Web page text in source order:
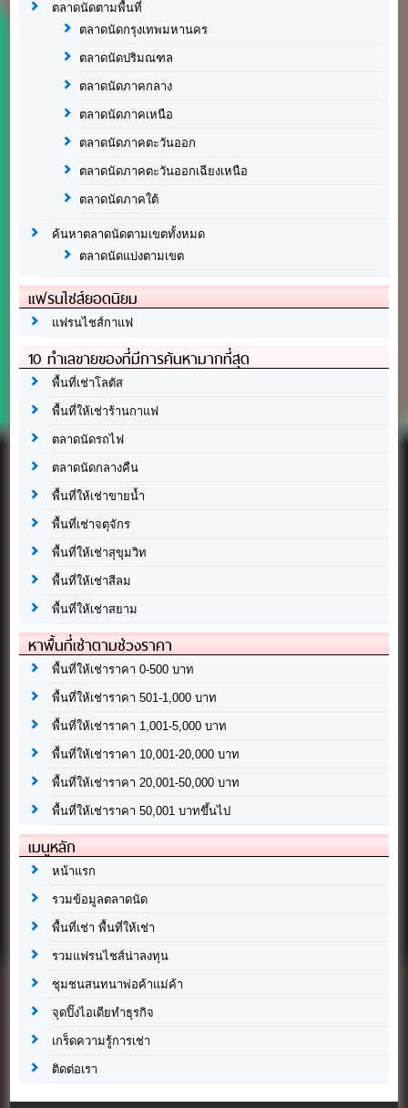
ตลาดนัดตามพื้นที่
ตลาดนัดกรุงเทพมหานคร
ตลาดนัดปริมณฑล
ตลาดนัดภาคกลาง
ตลาดนัดภาคเหนือ
ตลาดนัดภาคตะวันออก
ตลาดนัดภาคตะวันออกเฉียงเหนือ
ตลาดนัดภาคใต้
ค้นหาตลาดนัดตามเขตทั้งหมด
ตลาดนัดแบ่งตามเขต
แฟรนไชส์ยอดนิยม
แฟรนไชส์กาแฟ
10 ทำเลขายของที่มีการค้นหามากที่สุด
พื้นที่เช่าโลตัส
พื้นที่ให้เช่าร้านกาแฟ
ตลาดนัดรถไฟ
ตลาดนัดกลางคืน
พื้นที่ให้เช่าขายน้ำ
พื้นที่เช่าจตุจักร
พื้นที่ให้เช่าสุขุมวิท
พื้นที่ให้เช่าสีลม
พื้นที่ให้เช่าสยาม
หาพื้นที่เช่าตามช่วงราคา
พื้นที่ให้เช่าราคา 0-500 บาท
พื้นที่ให้เช่าราคา 501-1,000 บาท
พื้นที่ให้เช่าราคา 1,001-5,000 บาท
พื้นที่ให้เช่าราคา 10,001-20,000 บาท
พื้นที่ให้เช่าราคา 20,001-50,000 บาท
พื้นที่ให้เช่าราคา 50,001 บาทขึ้นไป
เมนูหลัก
หน้าแรก
รวมข้อมูลตลาดนัด
พื้นที่เช่า พื้นที่ให้เช่า
รวมแฟรนไชส์น่าลงทุน
ชุมชนสนทนาพ่อค้าแม่ค้า
จุดปิ๊งไอเดียทำธุรกิจ
เกร็ดความรู้การเช่า
ติดต่อเรา